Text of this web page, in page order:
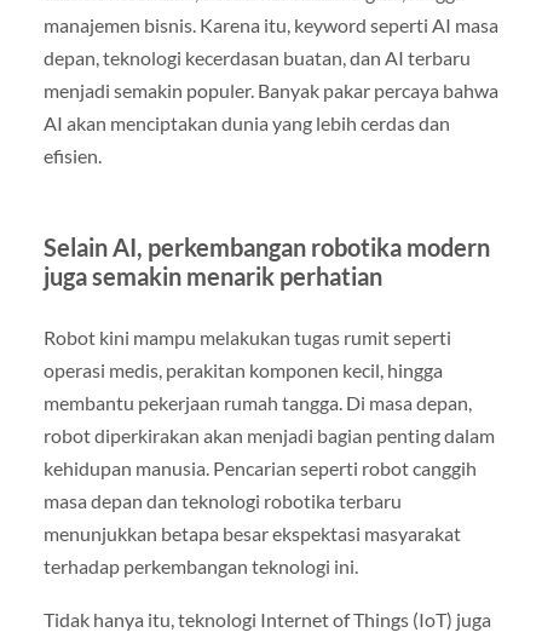
manajemen bisnis. Karena itu, keyword seperti AI masa
depan, teknologi kecerdasan buatan, dan AI terbaru
menjadi semakin populer. Banyak pakar percaya bahwa
AI akan menciptakan dunia yang lebih cerdas dan
efisien.
Selain AI, perkembangan robotika modern
juga semakin menarik perhatian
Robot kini mampu melakukan tugas rumit seperti
operasi medis, perakitan komponen kecil, hingga
membantu pekerjaan rumah tangga. Di masa depan,
robot diperkirakan akan menjadi bagian penting dalam
kehidupan manusia. Pencarian seperti robot canggih
masa depan dan teknologi robotika terbaru
menunjukkan betapa besar ekspektasi masyarakat
terhadap perkembangan teknologi ini.
Tidak hanya itu, teknologi Internet of Things (IoT) juga